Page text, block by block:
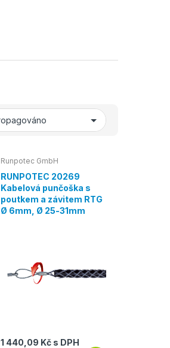
Runpotec GmbH
RUNPOTEC 20269
Kabelová punčoška s
poutkem a závitem RTG
Ø 6mm, Ø 25-31mm
1 440,09 Kč s DPH